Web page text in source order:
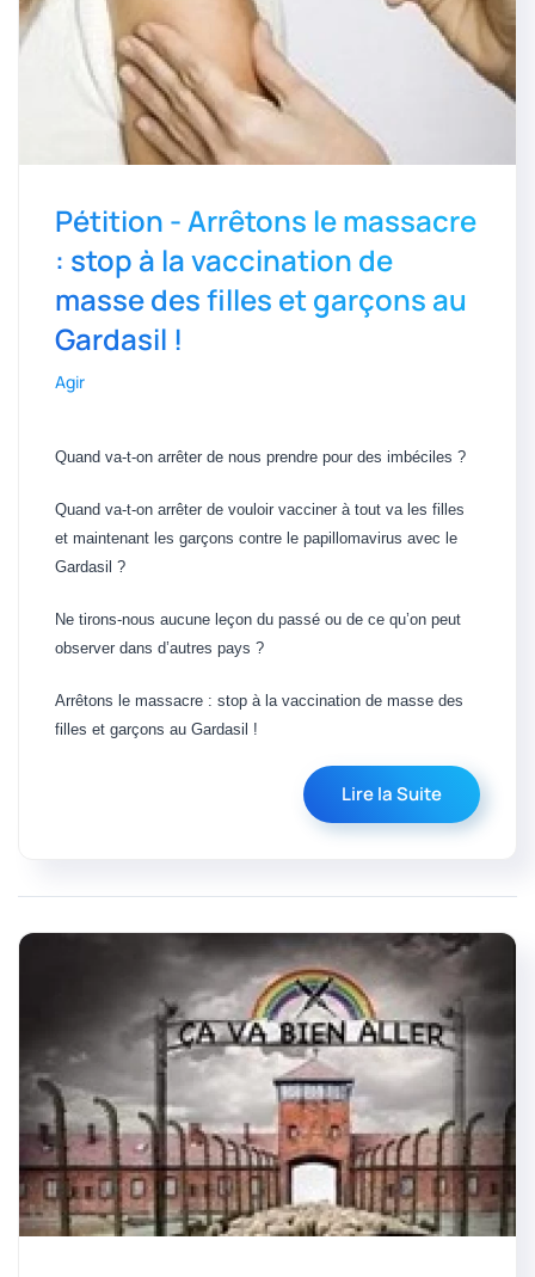
Pétition - Arrêtons le massacre
: stop à la vaccination de
masse des filles et garçons au
Gardasil !
Agir
Quand va-t-on arrêter de nous prendre pour des imbéciles ?
Quand va-t-on arrêter de vouloir vacciner à tout va les filles
et maintenant les garçons contre le papillomavirus avec le
Gardasil ?
Ne tirons-nous aucune leçon du passé ou de ce qu’on peut
observer dans d’autres pays ?
Arrêtons le massacre : stop à la vaccination de masse des
filles et garçons au Gardasil !
Lire la Suite